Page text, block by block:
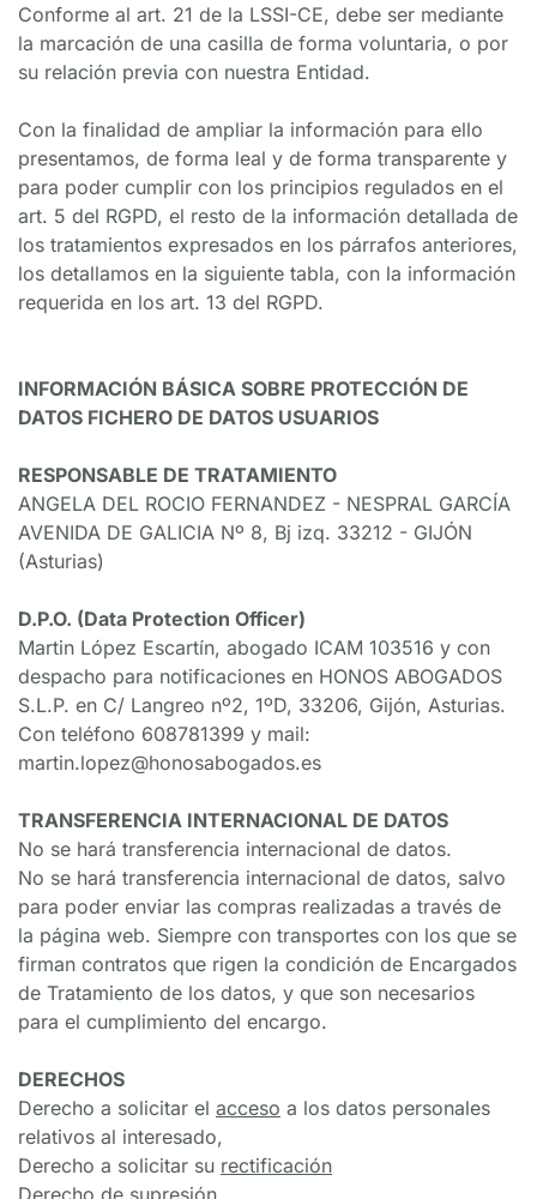
Conforme al art. 21 de la LSSI-CE, debe ser mediante
la marcación de una casilla de forma voluntaria, o por
su relación previa con nuestra Entidad.
Con la finalidad de ampliar la información para ello
presentamos, de forma leal y de forma transparente y
para poder cumplir con los principios regulados en el
art. 5 del RGPD, el resto de la información detallada de
los tratamientos expresados en los párrafos anteriores,
los detallamos en la siguiente tabla, con la información
requerida en los art. 13 del RGPD.
INFORMACIÓN BÁSICA SOBRE PROTECCIÓN DE
DATOS FICHERO DE DATOS USUARIOS
RESPONSABLE DE TRATAMIENTO
ANGELA DEL ROCIO FERNANDEZ - NESPRAL GARCÍA
AVENIDA DE GALICIA Nº 8, Bj izq. 33212 - GIJÓN
(Asturias)
D.P.O. (Data Protection Officer)
Martin López Escartín, abogado ICAM 103516 y con
despacho para notificaciones en HONOS ABOGADOS
S.L.P. en C/ Langreo nº2, 1ºD, 33206, Gijón, Asturias.
Con teléfono 608781399 y mail:
martin.lopez@honosabogados.es
TRANSFERENCIA INTERNACIONAL DE DATOS
No se hará transferencia internacional de datos.
No se hará transferencia internacional de datos, salvo
para poder enviar las compras realizadas a través de
la página web. Siempre con transportes con los que se
firman contratos que rigen la condición de Encargados
de Tratamiento de los datos, y que son necesarios
para el cumplimiento del encargo.
DERECHOS
Derecho a solicitar el acceso a los datos personales
relativos al interesado,
Derecho a solicitar su rectificación